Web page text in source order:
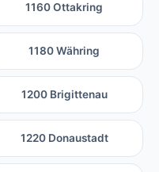
1160 Ottakring
1180 Währing
1200 Brigittenau
1220 Donaustadt